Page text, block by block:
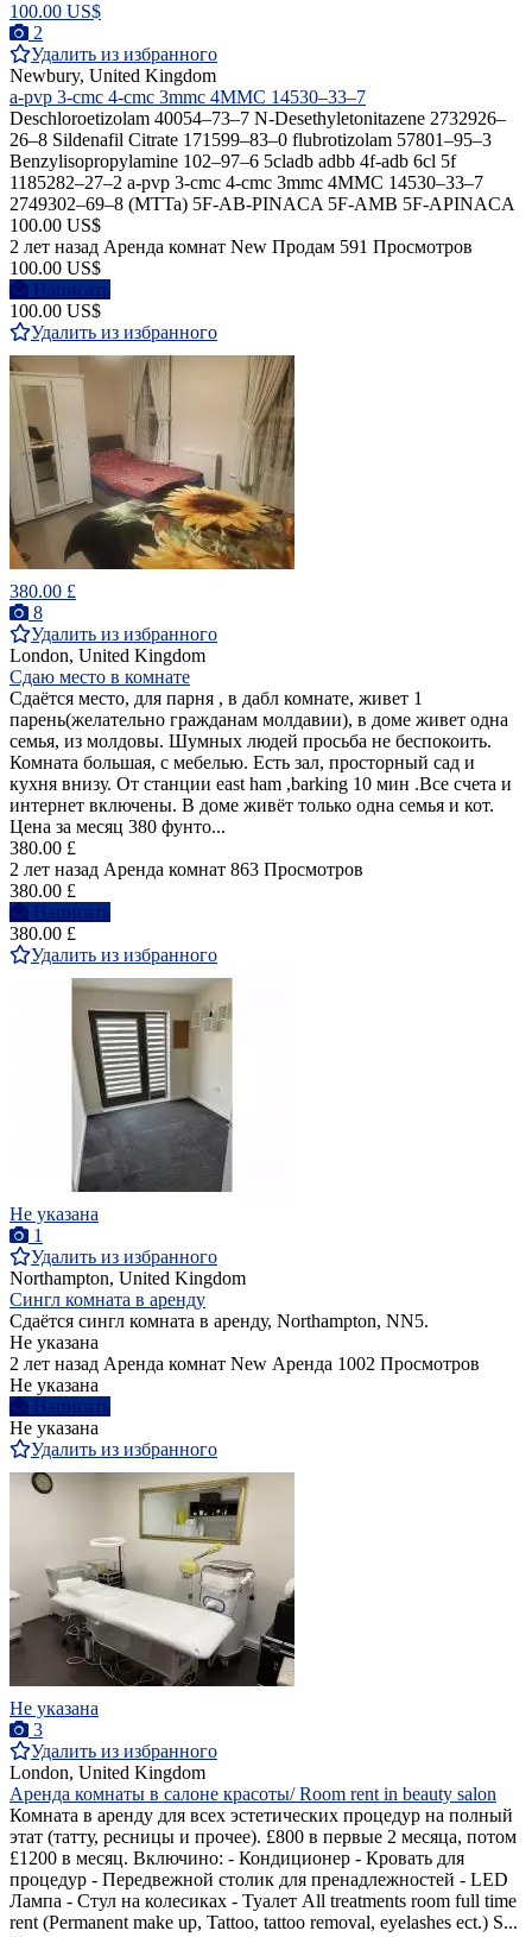
100.00 US$
2
Удалить из избранного
Newbury, United Kingdom
a-pvp 3-cmc 4-cmc 3mmc 4MMC 14530–33–7
Deschloroetizolam 40054–73–7 N-Desethyletonitazene 2732926–
26–8 Sildenafil Citrate 171599–83–0 flubrotizolam 57801–95–3
Benzylisopropylamine 102–97–6 5cladb adbb 4f-adb 6cl 5f
1185282–27–2 a-pvp 3-cmc 4-cmc 3mmc 4MMC 14530–33–7
2749302–69–8 (MTTa) 5F-AB-PINACA 5F-AMB 5F-APINACA
100.00 US$
2 лет назад Аренда комнат New Продам 591 Просмотров
100.00 US$
Написать
100.00 US$
Удалить из избранного
380.00 £
8
Удалить из избранного
London, United Kingdom
Сдаю место в комнате
Сдаётся место, для парня , в дабл комнате, живет 1
парень(желательно гражданам молдавии), в доме живет одна
семья, из молдовы. Шумных людей просьба не беспокоить.
Комната большая, с мебелью. Есть зал, просторный сад и
кухня внизу. От станции east ham ,barking 10 мин .Все счета и
интернет включены. В доме живёт только одна семья и кот.
Цена за месяц 380 фунто...
380.00 £
2 лет назад Аренда комнат 863 Просмотров
380.00 £
Написать
380.00 £
Удалить из избранного
Не указана
1
Удалить из избранного
Northampton, United Kingdom
Сингл комната в аренду
Сдаётся сингл комната в аренду, Northampton, NN5.
Не указана
2 лет назад Аренда комнат New Аренда 1002 Просмотров
Не указана
Написать
Не указана
Удалить из избранного
Не указана
3
Удалить из избранного
London, United Kingdom
Аренда комнаты в салоне красоты/ Room rent in beauty salon
Комната в аренду для всех эстетических процедур на полный
этат (татту, ресницы и прочее). £800 в первые 2 месяца, потом
£1200 в месяц. Включино: - Кондиционер - Кровать для
процедур - Передвежной столик для пренадлежностей - LED
Лампа - Стул на колесиках - Туалет All treatments room full time
rent (Permanent make up, Tattoo, tattoo removal, eyelashes ect.) S...